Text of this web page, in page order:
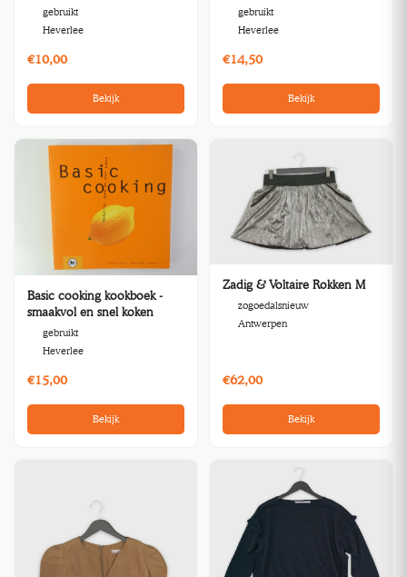
boekgebruikt
Heverlee
€10,00
Bekijk
gebruikt
Heverlee
€14,50
Bekijk
Basic cooking kookboek -
smaakvol en snel koken
gebruikt
Heverlee
€15,00
Bekijk
Zadig & Voltaire Rokken M
zogoedalsnieuw
Antwerpen
€62,00
Bekijk